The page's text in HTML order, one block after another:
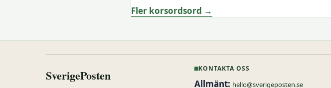
Fler korsordsord →
SverigePosten KONTAKTA OSS
Allmänt: hello@sverigeposten.se